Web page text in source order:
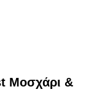
Μοσχάρι &